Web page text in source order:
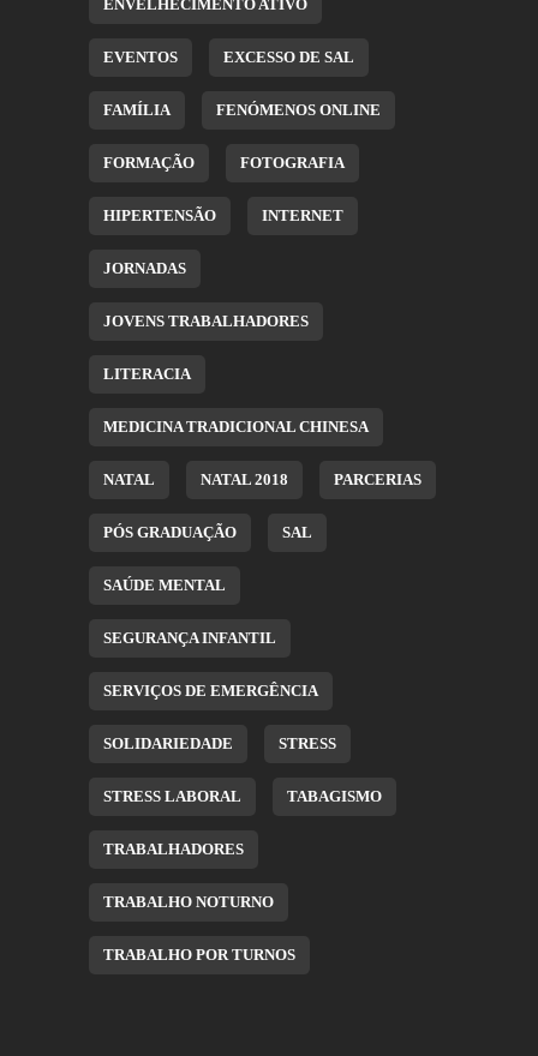
ENVELHECIMENTO ATIVO
EVENTOS EXCESSO DE SAL
FAMÍLIA FENÓMENOS ONLINE
FORMAÇÃO FOTOGRAFIA
HIPERTENSÃO INTERNET
JORNADAS
JOVENS TRABALHADORES
LITERACIA
MEDICINA TRADICIONAL CHINESA
NATAL NATAL 2018 PARCERIAS
PÓS GRADUAÇÃO SAL
SAÚDE MENTAL
SEGURANÇA INFANTIL
SERVIÇOS DE EMERGÊNCIA
SOLIDARIEDADE STRESS
STRESS LABORAL TABAGISMO
TRABALHADORES
TRABALHO NOTURNO
TRABALHO POR TURNOS